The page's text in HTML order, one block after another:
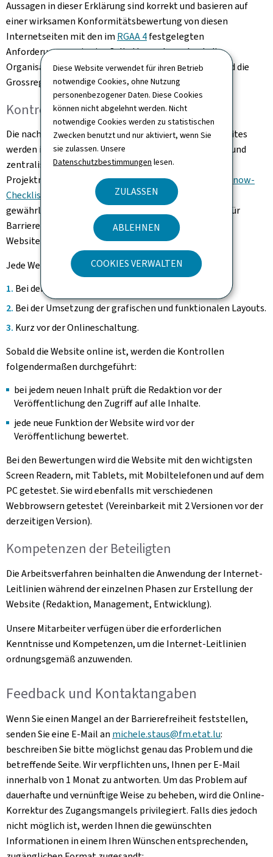
Diese Website verwendet für ihren Betrieb
notwendige Cookies, ohne Nutzung
personenbezogener Daten. Diese Cookies
können nicht abgelehnt werden. Nicht
notwendige Cookies werden zu statistischen
Zwecken benutzt und nur aktiviert, wenn Sie
sie zulassen. Unsere
Datenschutzbestimmungen lesen.
ZULASSEN
ABLEHNEN
COOKIES VERWALTEN
Aussagen in dieser Erklärung sind korrekt und basieren auf
einer wirksamen Konformitätsbewertung von diesen
Internetseiten mit den im RGAA 4festgelegten
Anforderungen, wie eine Selbstbewertung durch die
Organisation "Ministerium für Familie, Integration und die
Grossregion".
Kontrollprozess
Die nach dem Bezugsmodell Renow gestalteten Websites
werden in einem Rahmen und nach einer allgemeinen und
zentralisierten Architektur entwickelt, wobei die
Projektmanagementverfahren eingehalten und die
Renow-
Checkliste
berücksichtigt werden. Um Neutralität zu
gewährleisten, greifen wir regelmäßig auf Fachleute für
Barrierefreiheit zurück, um die Übereinstimmung von
Websites und neuen Funktionen zu prüfen.
Jede Website wird in mehreren Phasen bewertet:
Bei der Konzipierung der Inhaltsstruktur.
Bei der Umsetzung der grafischen und funktionalen Layouts.
Kurz vor der Onlineschaltung.
Sobald die Website online ist, werden die Kontrollen
folgendermaßen durchgeführt:
bei jedem neuen Inhalt prüft die Redaktion vor der
Veröffentlichung den Zugriff auf alle Inhalte.
jede neue Funktion der Website wird vor der
Veröffentlichung bewertet.
Bei den Bewertungen wird die Website mit den wichtigsten
Screen Readern, mit Tablets, mit Mobiltelefonen und auf dem
PC getestet. Sie wird ebenfalls mit verschiedenen
Webbrowsern getestet (Vereinbarkeit mit 2 Versionen vor der
derzeitigen Version).
Kompetenzen der Beteiligten
Die Arbeitsverfahren beinhalten die Anwendung der Internet-
Leitlinien während der einzelnen Phasen zur Erstellung der
Website (Redaktion, Management, Entwicklung).
Unsere Mitarbeiter verfügen über die erforderlichen
Kenntnisse und Kompetenzen, um die Internet-Leitlinien
ordnungsgemäß anzuwenden.
Feedback und Kontaktangaben
Wenn Sie einen Mangel an der Barrierefreiheit feststellen,
senden Sie eine E-Mail an michele.staus@fm.etat.lu:
beschreiben Sie bitte möglichst genau das Problem und die
betreffende Seite. Wir verpflichten uns, Ihnen per E-Mail
innerhalb von 1 Monat zu antworten. Um das Problem auf
dauerhafte und vernünftige Weise zu beheben, wird die Online-
Korrektur des Zugangsmangels privilegiert. Falls dies jedoch
nicht möglich ist, werden Ihnen die gewünschten
Informationen in einem Ihren Wünschen entsprechenden,